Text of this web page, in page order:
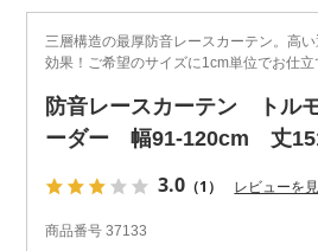
三層構造の最厚防音レースカーテン。高
効果！ご希望のサイズに1cm単位でお仕立
防音レースカーテン トル
ーダー 幅91-120cm 丈
3.0 （1） レビューを
商品番号 37133